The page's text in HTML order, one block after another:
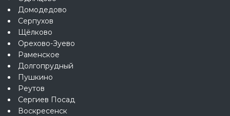
Домодедово
Серпухов
Щёлково
Орехово-Зуево
Раменское
Долгопрудный
Пушкино
Реутов
Сергиев Посад
Воскресенск